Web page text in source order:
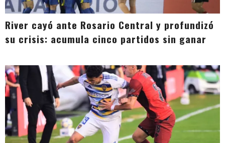
River cayó ante Rosario Central y profundizó
su crisis: acumula cinco partidos sin ganar